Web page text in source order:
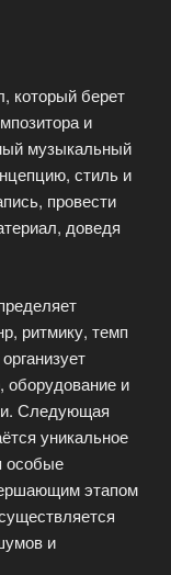
который берет
и
музыкальный
стиль и
провести
доведя
ритмику, темп
оборудование и
Следующая
уникальное
особые
этапом
и